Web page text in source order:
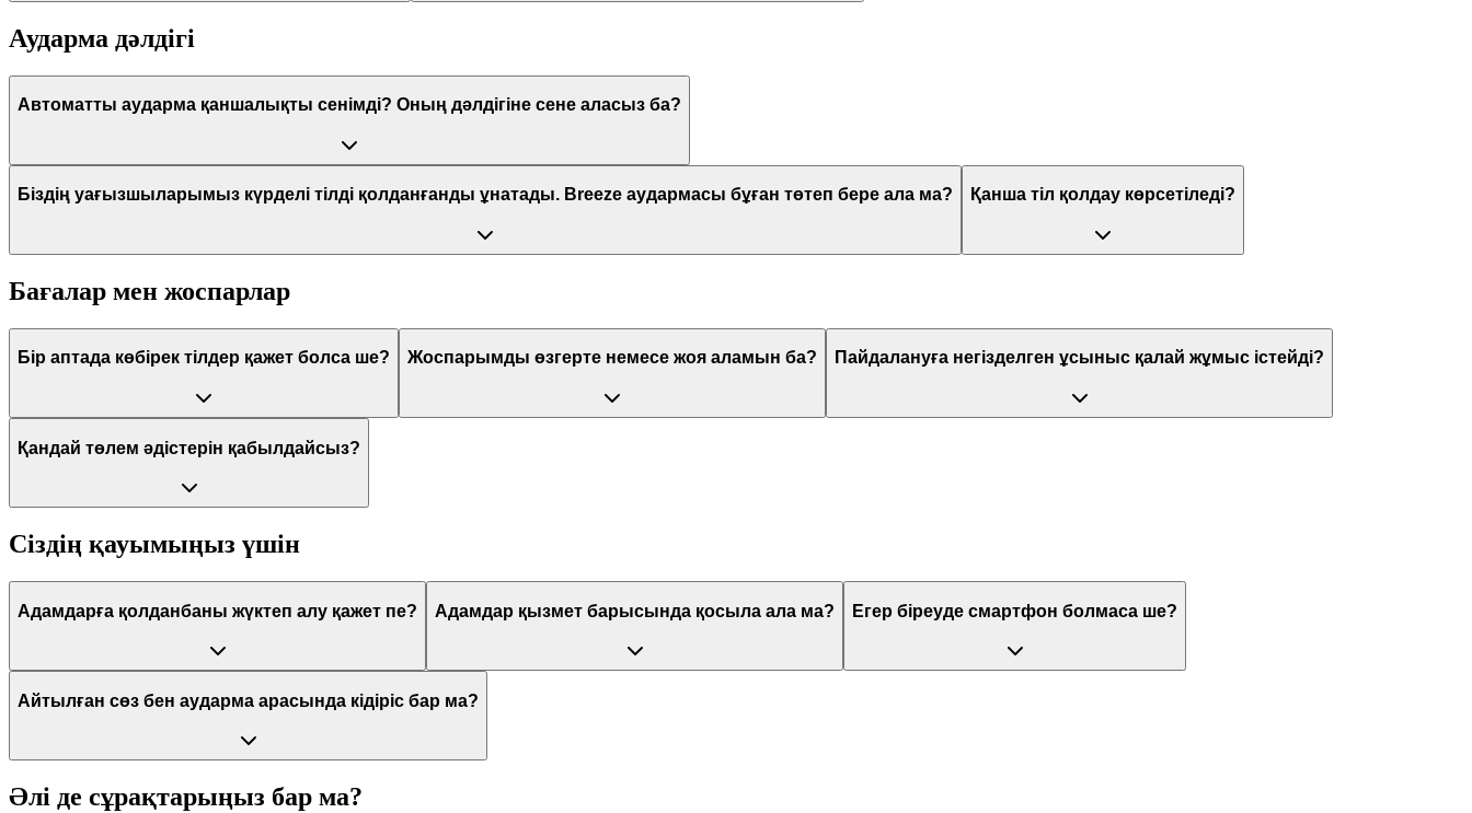
Аударма дәлдігі
Автоматты аударма қаншалықты сенімді? Оның дәлдігіне сене аласыз ба?
Біздің уағызшыларымыз күрделі тілді қолданғанды ұнатады. Breeze аудармасы бұған төтеп бере ала ма? Қанша тіл қолдау көрсетіледі?
Бағалар мен жоспарлар
Бір аптада көбірек тілдер қажет болса ше? Жоспарымды өзгерте немесе жоя аламын ба? Пайдалануға негізделген ұсыныс қалай жұмыс істейді?
Қандай төлем әдістерін қабылдайсыз?
Сіздің қауымыңыз үшін
Адамдарға қолданбаны жүктеп алу қажет пе? Адамдар қызмет барысында қосыла ала ма? Егер біреуде смартфон болмаса ше?
Айтылған сөз бен аударма арасында кідіріс бар ма?
Әлі де сұрақтарыңыз бар ма?